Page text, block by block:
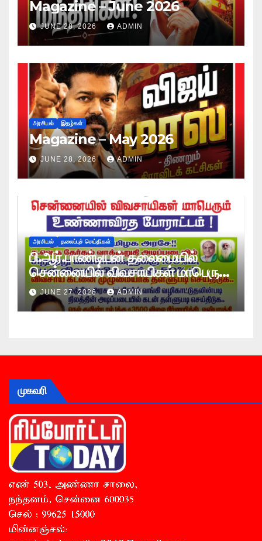
Magazine – June 2026
JUNE 28, 2026 ADMIN
அரசியல் இதழ்கள்
Magazine – May 2026
JUNE 28, 2026 ADMIN
அரசியல் தலைப்புச் செய்திகள்
பி.ஆர்.பாண்டியன் தலைமையில்
சென்னையில் விவசாயிகள் மாபெரும்
உண்ணாவிரத போராட்டம் !
JUNE 27, 2026 ADMIN
முகவரி